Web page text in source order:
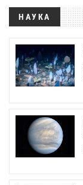
НАУКА